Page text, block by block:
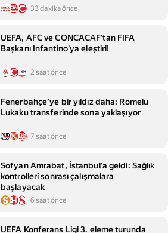
33 dakika önce
UEFA, AFC ve CONCACAF'tan FIFA
Başkanı Infantino'ya eleştiri!
2 saat önce
Fenerbahçe’ye bir yıldız daha: Romelu
Lukaku transferinde sona yaklaşıyor
7 saat önce
Sofyan Amrabat, İstanbul'a geldi: Sağlık
kontrolleri sonrası çalışmalara
başlayacak
6 saat önce
UEFA Konferans Ligi 3. eleme turunda